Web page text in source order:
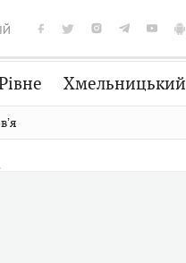
Хмельницький
Словко